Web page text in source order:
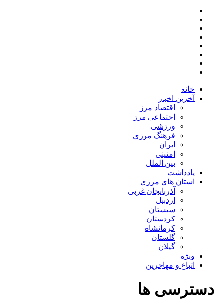
خانه
آخرین اخبار
اقتصاد مرز
اجتماعی مرز
ورزشی
فرهنگ مرزی
ایران
امنیتی
بین الملل
یادداشت
استان های مرزی
آذربایجان غربی
اردبیل
سیستان
کردستان
کرمانشاه
گلستان
گیلان
ویژه
اتباع و مهاجرین
دسترسی ها